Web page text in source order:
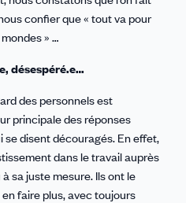
confier que « tout va pour
» …
désespéré.e…
des personnels est
principale des réponses
disent découragés. En effet,
dans le travail auprès
sa juste mesure. Ils ont le
faire plus, avec toujours